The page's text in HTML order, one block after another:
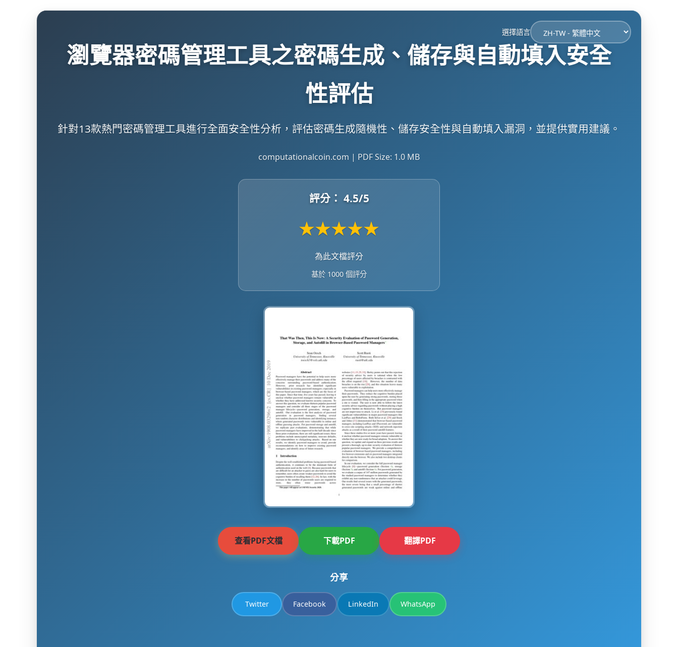
選擇語言
瀏覽器密碼管理工具之密碼生成、儲存與自動填入安全
性評估
針對13款熱門密碼管理工具進行全面安全性分析，評估密碼生成隨機性、儲存安全性與自動填入漏洞，並提供實用建議。
computationalcoin.com | PDF Size: 1.0 MB
評分： 4.5/5
★★★★★
為此文檔評分
基於 1000 個評分
查看PDF文檔 下載PDF 翻譯PDF
分享
Twitter Facebook LinkedIn WhatsApp